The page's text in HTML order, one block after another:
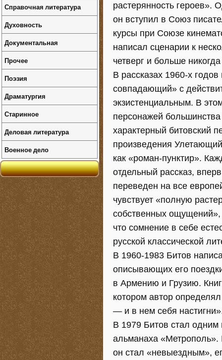
растерянность героев».
он вступил в Союз
курсы при Союзе
написал сценарии к
четверг и больше
В рассказах 1960-х
совпадающий» с
экзистенциальным. В
персонажей
характерный битовский
произведения
как «роман-пунктир».
отдельный рассказ,
переведен на все
чувствует «полную
собственных ощущений»,
что сомнение в себе
русской классической
В 1960-1983 Битов
описывающих его
в Армению и Грузию.
котором автор
— и в нем себя
В 1979 Битов стал одним
альманаха «Метрополь».
он стал «невыездным»,
Справочная литература
Духовность
Документальная
Прочее
Поэзия
Драматургия
Старинное
Деловая литература
Военное дело